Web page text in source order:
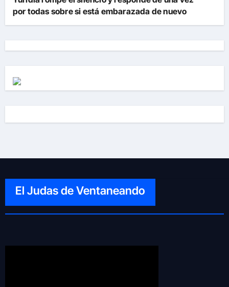
por todas sobre si está embarazada de nuevo
El Judas de Ventaneando